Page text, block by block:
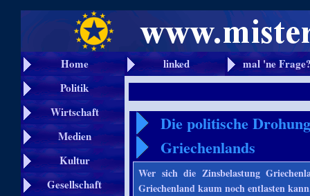
Home linked
mal 'ne
Politik
Wirtschaft
Medien
Kultur
Gesellschaft
Die politische
Griechenlands
Wer sich die Zinsbelastung
Griechenland kaum noch entlasten